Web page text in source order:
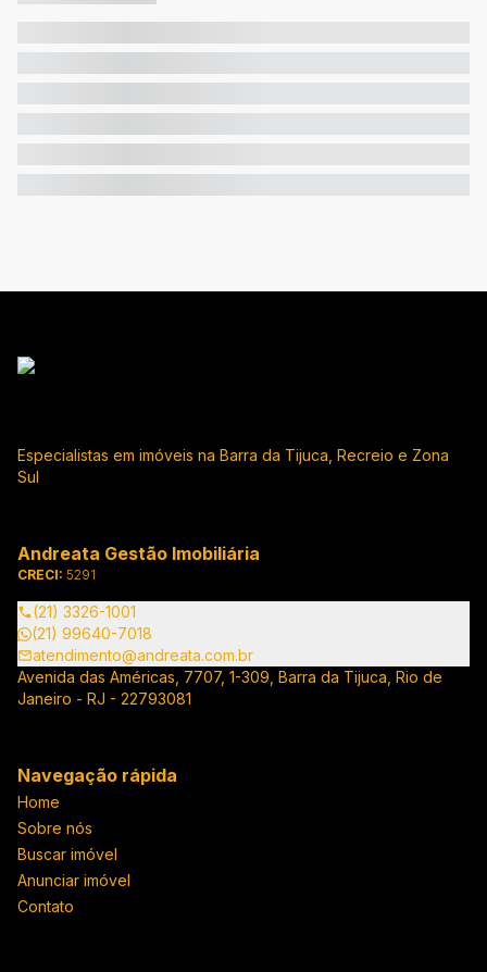
Especialistas em imóveis na Barra da Tijuca, Recreio e Zona
Sul
Andreata Gestão Imobiliária
CRECI: 5291
(21) 3326-1001
(21) 99640-7018
atendimento@andreata.com.br
Avenida das Américas, 7707, 1-309, Barra da Tijuca, Rio de
Janeiro - RJ - 22793081
Navegação rápida
Home
Sobre nós
Buscar imóvel
Anunciar imóvel
Contato